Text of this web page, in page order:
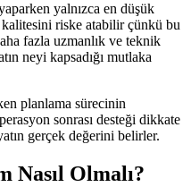
yalnızca en düşük
riske atabilir çünkü bu
fazla uzmanlık ve teknik
neyi kapsadığı mutlaka
planlama sürecinin
sonrası desteği dikkate
gerçek değerini belirler.
Nasıl Olmalı?